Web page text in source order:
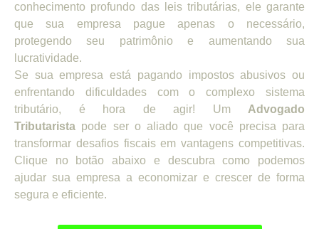
conhecimento profundo das leis tributárias, ele garante
que sua empresa pague apenas o necessário,
protegendo seu patrimônio e aumentando sua
lucratividade.
Se sua empresa está pagando impostos abusivos ou
enfrentando dificuldades com o complexo sistema
tributário, é hora de agir! Um Advogado
Tributarista pode ser o aliado que você precisa para
transformar desafios fiscais em vantagens competitivas.
Clique no botão abaixo e descubra como podemos
ajudar sua empresa a economizar e crescer de forma
segura e eficiente.